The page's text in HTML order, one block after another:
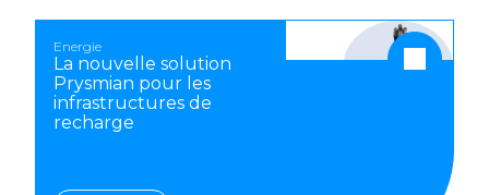
Energie
La nouvelle solution
Prysmian pour les
infrastructures de
recharge